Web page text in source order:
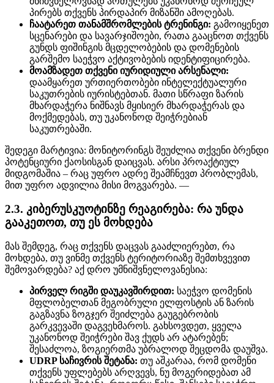
პირებს თქვენს პირდაპირ მიზანში ამოღებას.
ჩაატარეთ თანამშრომლების ტრენინგი: გამოიყენეთ
სცენარები და სავარჯიშოები, რათა გააცნოთ თქვენს
გუნდს ფიშინგის მცდელობების და დომენების
გარშემო საეჭვო აქტივობების იდენტიფიცირება.
მოამზადეთ თქვენი იურიდიული არსენალი:
დაამყარეთ ურთიერთობები ინტელექტუალური
საკუთრების იურისტებთან. მათი სწრაფი ზარის
მხარდაჭერა ნიშნავს მყისიერ მხარდაჭერას და
მოქმედებას, თუ უკანონოდ შეიჭრებიან
საკუთრებაში.
შედეგი მარტივია: მონიტორინგს შეუძლია თქვენი ბრენდი
პოტენციური ქაოსისგან დაიცვას. არსი პროაქტიულ
მიდგომაშია – რაც უფრო ადრე შეამჩნევთ პრობლემას,
მით უფრო ადვილია მისი მოგვარება. —
2.3. კიბერუსკუოტინზე რეაგირება: რა უნდა
გააკეთოთ, თუ ეს მოხდება
მას შემდეგ, რაც თქვენს დაცვას გააძლიერებთ, რა
მოხდება, თუ ვინმე თქვენს ტერიტორიაზე შემთხვევით
შემოვარდება? აქ დრო უმნიშვნელოვანესია:
პირველ რიგში დაუკავშირდით: საეჭვო დომენის
მფლობელთან მეგობრული ელფოსტის ან ზარის
გაგზავნა ზოგჯერ შეიძლება გაუგებრობის
გარკვევაში დაგვეხმაროს. გახსოვდეთ, ყველა
უკანონოდ შეიჭრები შავ ქუდს არ ატარებენ;
შესაძლოა, ზოგიერთმა უბრალოდ შეცდომა დაუშვა.
UDRP საჩივრის შეტანა: თუ აშკარაა, რომ დომენი
თქვენს უფლებებს არღვევს, ნუ მოგერიდებათ ამ